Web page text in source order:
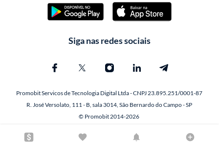
Siga nas redes sociais
Promobit Servicos de Tecnologia Digital Ltda - CNPJ 23.895.251/0001-87
R. José Versolato, 111 - B, sala 3014, São Bernardo do Campo - SP
© Promobit 2014-2026